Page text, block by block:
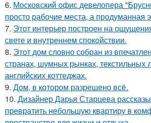
6. Московский офис девелопера
просто рабочие места, а продуманная
7. Этот интерьер построен на
свете и внутреннем спокойствии.
8. Этот дом словно собран из
странах, шумных рынках, текстильных
английских коттеджах.
9. Дом, в котором разрешено всё.
10. Дизайнер Дарья Старцева
превратить небольшую квартиру в